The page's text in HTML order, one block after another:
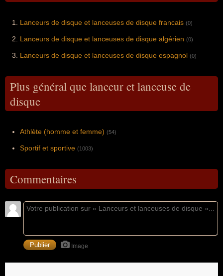
Lanceurs de disque et lanceuses de disque francais (0)
Lanceurs de disque et lanceuses de disque algérien (0)
Lanceurs de disque et lanceuses de disque espagnol (0)
Plus général que lanceur et lanceuse de
disque
Athlète (homme et femme) (54)
Sportif et sportive (1003)
Commentaires
Image